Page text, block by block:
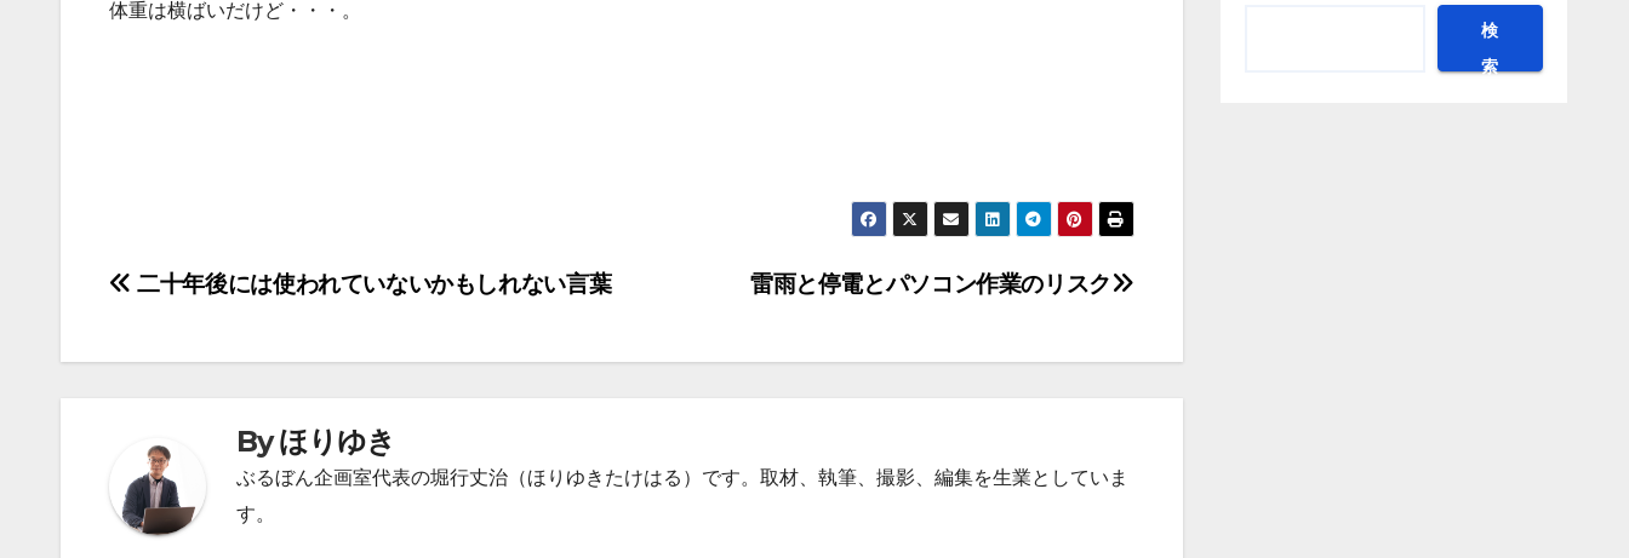
体重は横ばいだけど・・・。
投
ゲ
ー
雷雨と停電とパソコン作業のリスク
二十年後には使われていないかもしれない言葉
Byほりゆき
ぶるぼん企画室代表の堀行丈治（ほりゆきたけはる）です。取材、執筆、撮影、編集を生業としていま
す。
検
索